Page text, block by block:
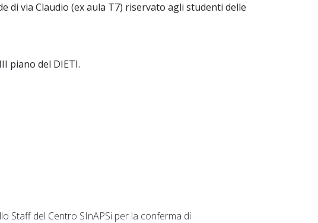
di via Claudio (ex aula T7) riservato agli studenti delle
piano del DIETI.
Staff del Centro SInAPSi per la conferma di